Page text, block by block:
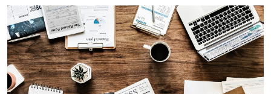
База знаний
Подписка